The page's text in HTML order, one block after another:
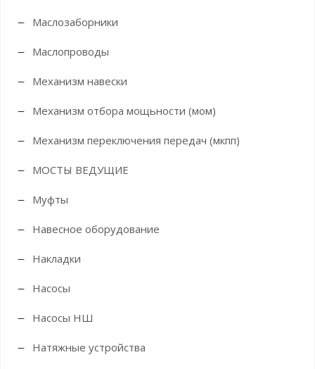
Маслозаборники
Маслопроводы
Механизм навески
Механизм отбора мощьности (мом)
Механизм переключения передач (мкпп)
МОСТЫ ВЕДУЩИЕ
Муфты
Навесное оборудование
Накладки
Насосы
Насосы НШ
Натяжные устройства